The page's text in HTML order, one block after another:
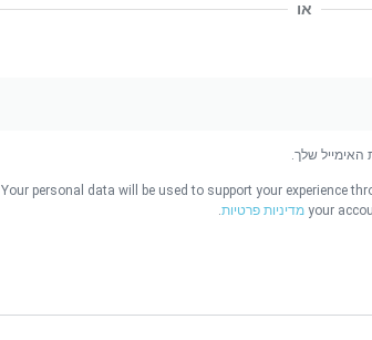
או
שלך.
Your personal data will be used to support your experience
your מדיניות פרטיות.